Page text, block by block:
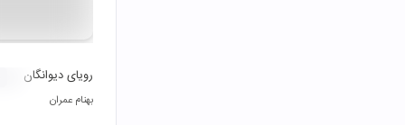
رویای دیوانگان
بهنام عمران